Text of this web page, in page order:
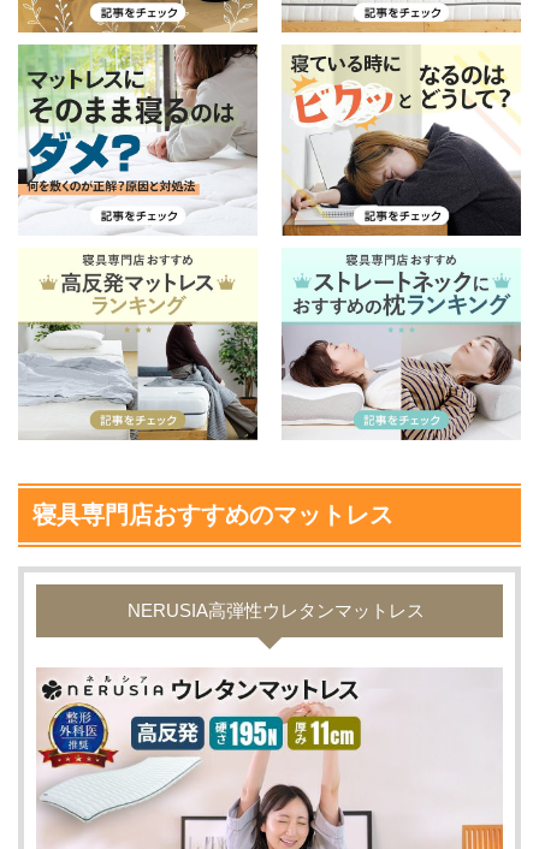
寝具専門店おすすめのマットレス
NERUSIA高弾性ウレタンマットレス